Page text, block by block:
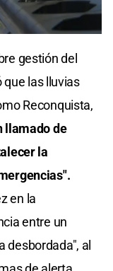
gestión del
que las lluvias
Reconquista,
llamado de
la
en la
entre un
desbordada", al